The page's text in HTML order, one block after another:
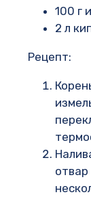
100 г
2 л
Рецепт:
отвар